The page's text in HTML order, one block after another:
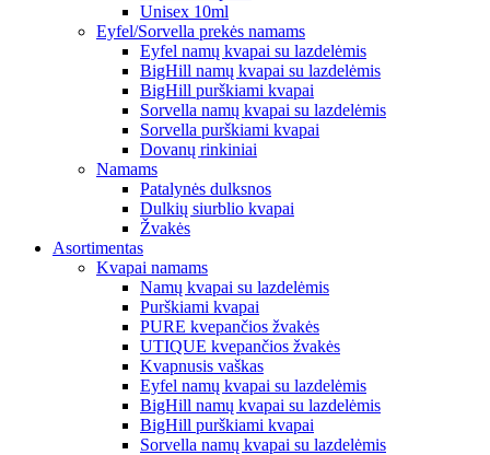
Unisex 10ml
Eyfel/Sorvella prekės namams
Eyfel namų kvapai su lazdelėmis
BigHill namų kvapai su lazdelėmis
BigHill purškiami kvapai
Sorvella namų kvapai su lazdelėmis
Sorvella purškiami kvapai
Dovanų rinkiniai
Namams
Patalynės dulksnos
Dulkių siurblio kvapai
Žvakės
Asortimentas
Kvapai namams
Namų kvapai su lazdelėmis
Purškiami kvapai
PURE kvepančios žvakės
UTIQUE kvepančios žvakės
Kvapnusis vaškas
Eyfel namų kvapai su lazdelėmis
BigHill namų kvapai su lazdelėmis
BigHill purškiami kvapai
Sorvella namų kvapai su lazdelėmis